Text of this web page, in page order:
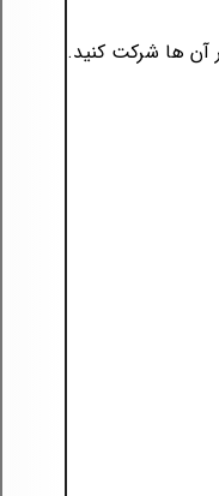
آن ها شرکت کنید.